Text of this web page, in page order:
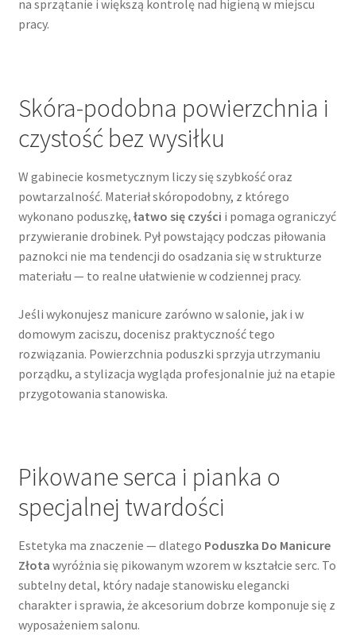
na sprzątanie i większą kontrolę nad higieną w miejscu
pracy.
Skóra-podobna powierzchnia i
czystość bez wysiłku
W gabinecie kosmetycznym liczy się szybkość oraz
powtarzalność. Materiał skóropodobny, z którego
wykonano poduszkę, łatwo się czyści i pomaga ograniczyć
przywieranie drobinek. Pył powstający podczas piłowania
paznokci nie ma tendencji do osadzania się w strukturze
materiału — to realne ułatwienie w codziennej pracy.
Jeśli wykonujesz manicure zarówno w salonie, jak i w
domowym zaciszu, docenisz praktyczność tego
rozwiązania. Powierzchnia poduszki sprzyja utrzymaniu
porządku, a stylizacja wygląda profesjonalnie już na etapie
przygotowania stanowiska.
Pikowane serca i pianka o
specjalnej twardości
Estetyka ma znaczenie — dlatego Poduszka Do Manicure
Złota wyróżnia się pikowanym wzorem w kształcie serc. To
subtelny detal, który nadaje stanowisku elegancki
charakter i sprawia, że akcesorium dobrze komponuje się z
wyposażeniem salonu.